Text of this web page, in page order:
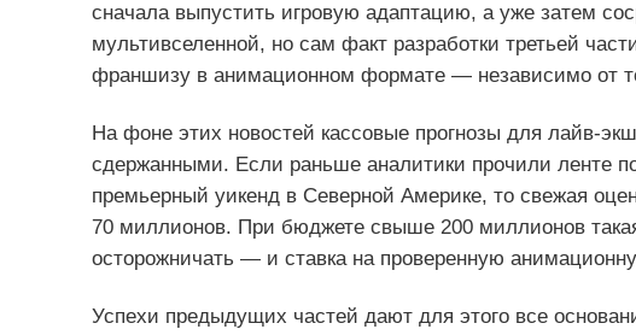
сначала выпустить игровую адаптацию, а уже затем
мультивселенной, но сам факт разработки третьей
франшизу в анимационном формате — независимо от
На фоне этих новостей кассовые прогнозы для
сдержанными. Если раньше аналитики прочили ленте
премьерный уикенд в Северной Америке, то свежая
70 миллионов. При бюджете свыше 200 миллионов
осторожничать — и ставка на проверенную
Успехи предыдущих частей дают для этого все